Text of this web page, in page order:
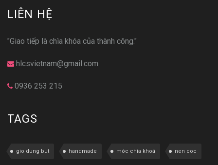
LIÊN HỆ
"Giao tiếp là chìa khóa của thành công."
hlcsvietnam@gmail.com
0936 253 215
TAGS
gio dung but handmade móc chìa khoá nen coc